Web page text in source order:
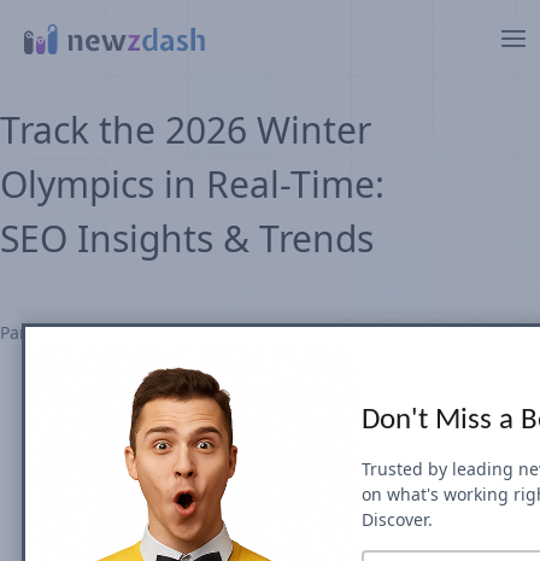
Track the 2026 Winter
Olympics in Real-Time:
SEO Insights & Trends
Partager sur
Don't Miss a
Trusted by leading
on what's working
Discover.